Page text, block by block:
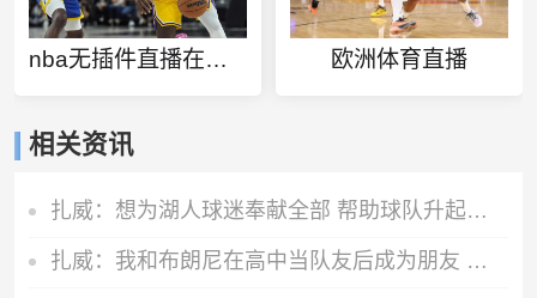
nba无插件直播在线观看免费 欧洲体育直播
相关资讯
扎威：想为湖人球迷奉献全部 帮助球队升起第18面冠军旗帜
扎威：我和布朗尼在高中当队友后成为朋友 很兴奋能再次并肩作战